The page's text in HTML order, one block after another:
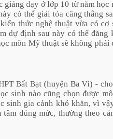
giảng dạy ở lớp 10 từ năm học
có thể giải tỏa căng thẳng
thức nghệ thuật vừa có cơ
dự định sau này có thể đăng
môn Mỹ thuật sẽ không phải
Bất Bạt (huyện Ba Vì) -
sinh nào cũng chọn được
sinh gia cảnh khó khăn, vì
đúng mức, thường theo